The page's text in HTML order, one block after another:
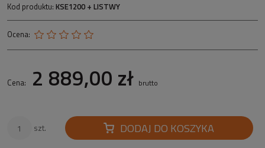
Kod produktu: KSE1200 + LISTWY
Ocena:
Cena: 2 889,00 zł brutto
szt. DODAJ DO KOSZYKA